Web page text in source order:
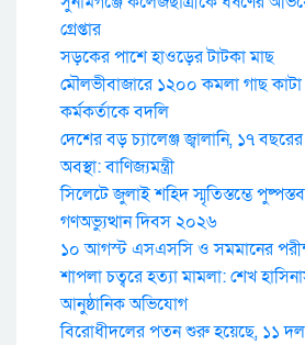
গ্রেপ্তার
সড়কের পাশে হাওড়ের টাটকা মাছ
মৌলভীবাজারে ১২০০ কমলা গাছ
কর্মকর্তাকে বদলি
দেশের বড় চ্যালেঞ্জ জ্বালানি, ১৭
অবস্থা: বাণিজ্যমন্ত্রী
সিলেটে জুলাই শহিদ স্মৃতিস্তম্ভে
গণঅভ্যুত্থান দিবস ২০২৬
১০ আগস্ট এসএসসি ও সমমানের
শাপলা চত্বরে হত্যা মামলা: শেখ
আনুষ্ঠানিক অভিযোগ
বিরোধীদলের পতন শুরু হয়েছে, ১১